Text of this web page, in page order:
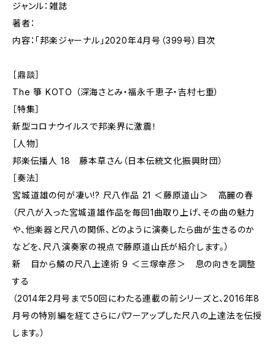
ジャンル：雑誌
著者：
内容：「邦楽ジャーナル」2020年4月号（399号）目次
［鼎談］
The 箏 KOTO （深海さとみ・福永千恵子・吉村七重）
［特集］
新型コロナウイルスで邦楽界に激震！
［人物］
邦楽伝播人 18 藤本草さん（日本伝統文化振興財団）
［奏法］
宮城道雄の何が凄い!? 尺八作品 21 ＜藤原道山＞ 高麗の春
（尺八が入った宮城道雄作品を毎回1曲取り上げ、その曲の魅力
や、他楽器と尺八の関係、どのように演奏したら曲が生きるのか
などを、尺八演奏家の視点で藤原道山氏が紹介します。）
新 目から鱗の尺八上達術 9 ＜三塚幸彦＞ 息の向きを調整
する
（2014年2月号まで50回にわたる連載の前シリーズと、2016年8
月号の特別編を経てさらにパワーアップした尺八の上達法を伝授
します。）